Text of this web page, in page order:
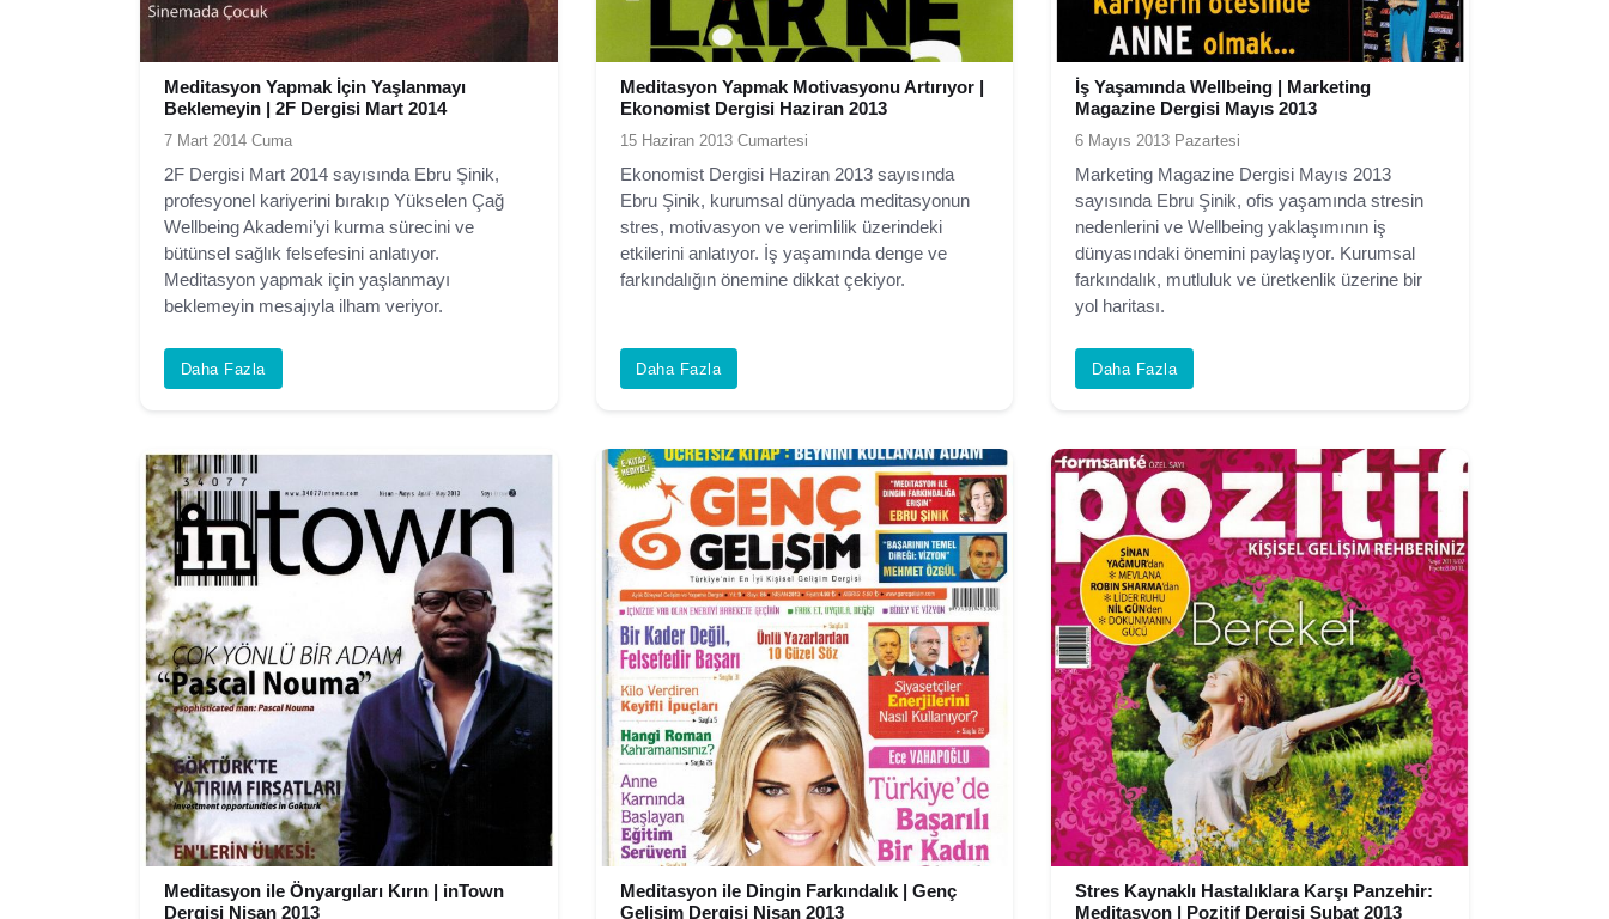
Meditasyon Yapmak İçin Yaşlanmayı
Beklemeyin | 2F Dergisi Mart 2014
7 Mart 2014 Cuma
2F Dergisi Mart 2014 sayısında Ebru Şinik,
profesyonel kariyerini bırakıp Yükselen Çağ
Wellbeing Akademi’yi kurma sürecini ve
bütünsel sağlık felsefesini anlatıyor.
Meditasyon yapmak için yaşlanmayı
beklemeyin mesajıyla ilham veriyor.
Daha Fazla
Meditasyon Yapmak Motivasyonu Artırıyor |
Ekonomist Dergisi Haziran 2013
15 Haziran 2013 Cumartesi
Ekonomist Dergisi Haziran 2013 sayısında
Ebru Şinik, kurumsal dünyada meditasyonun
stres, motivasyon ve verimlilik üzerindeki
etkilerini anlatıyor. İş yaşamında denge ve
farkındalığın önemine dikkat çekiyor.
Daha Fazla
İş Yaşamında Wellbeing | Marketing
Magazine Dergisi Mayıs 2013
6 Mayıs 2013 Pazartesi
Marketing Magazine Dergisi Mayıs 2013
sayısında Ebru Şinik, ofis yaşamında stresin
nedenlerini ve Wellbeing yaklaşımının iş
dünyasındaki önemini paylaşıyor. Kurumsal
farkındalık, mutluluk ve üretkenlik üzerine bir
yol haritası.
Daha Fazla
Meditasyon ile Önyargıları Kırın | inTown
Dergisi Nisan 2013
Meditasyon ile Dingin Farkındalık | Genç
Gelişim Dergisi Nisan 2013
Stres Kaynaklı Hastalıklara Karşı Panzehir:
Meditasyon | Pozitif Dergisi Şubat 2013